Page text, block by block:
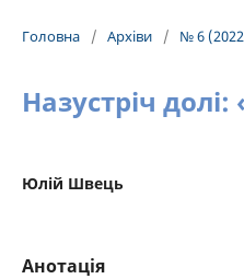
Головна / Архіви / № 6
Назустріч
Юлій Швець
Анотація